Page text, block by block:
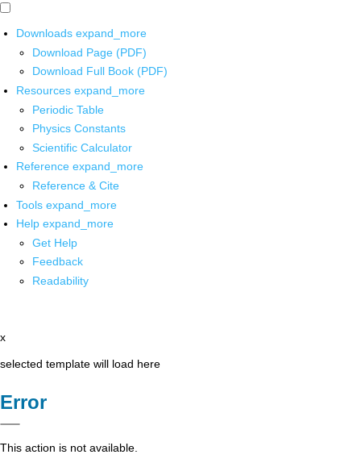
Downloads expand_more
Download Page (PDF)
Download Full Book (PDF)
Resources expand_more
Periodic Table
Physics Constants
Scientific Calculator
Reference expand_more
Reference & Cite
Tools expand_more
Help expand_more
Get Help
Feedback
Readability
x
selected template will load here
Error
This action is not available.